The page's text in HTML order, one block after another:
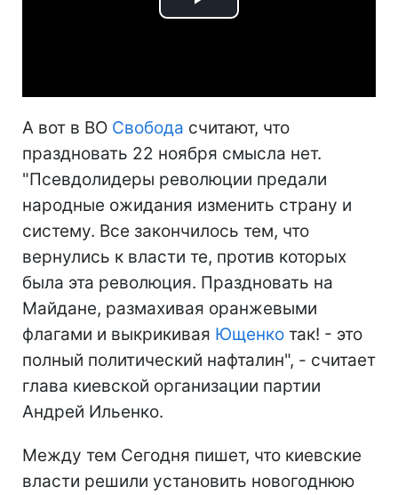
Play
А вот в ВО Свобода считают, что
праздновать 22 ноября смысла нет.
"Псевдолидеры революции предали
народные ожидания изменить страну и
систему. Все закончилось тем, что
вернулись к власти те, против которых
была эта революция. Праздновать на
Майдане, размахивая оранжевыми
флагами и выкрикивая Ющенко так! - это
полный политический нафталин", - считает
глава киевской организации партии
Андрей Ильенко.
Между тем Сегодня пишет, что киевские
власти решили установить новогоднюю